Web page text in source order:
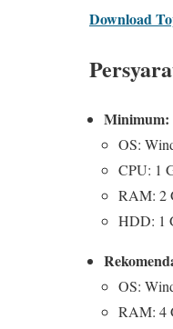
Download
Minimum:
OS:
CPU: 1
RAM: 2
HDD: 1
OS:
RAM: 4